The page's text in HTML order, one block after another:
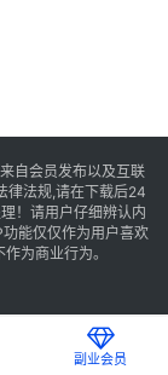
自会员发布以及互联
律法规,请在下载后24
！请用户仔细辨认内
能仅仅作为用户喜欢
为商业行为。
副业会员